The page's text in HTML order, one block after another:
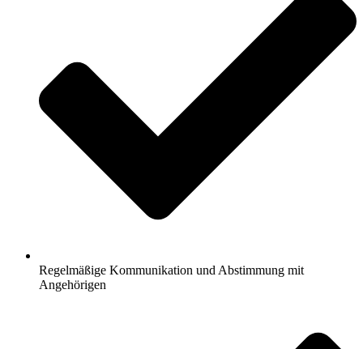
Regelmäßige Kommunikation und Abstimmung mit
Angehörigen